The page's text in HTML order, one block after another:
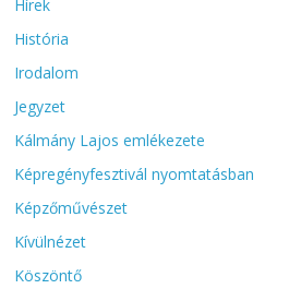
Hírek
História
Irodalom
Jegyzet
Kálmány Lajos emlékezete
Képregényfesztivál nyomtatásban
Képzőművészet
Kívülnézet
Köszöntő